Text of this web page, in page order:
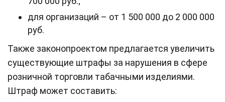
для организаций – от 1 500 000 до 2 000 000
руб.
Также законопроектом предлагается увеличить
существующие штрафы за нарушения в сфере
розничной торговли табачными изделиями.
Штраф может составить: